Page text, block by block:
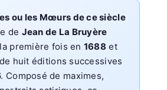
ou les Mœurs de ce siècle
de Jean de La Bruyère
première fois en 1688 et
huit éditions successives
Composé de maximes,